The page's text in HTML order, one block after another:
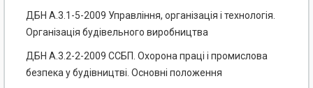
ДБН А.3.1-5-2009 Управління, організація і технологія.
Організація будівельного виробництва
ДБН А.3.2-2-2009 ССБП. Охорона праці і промислова
безпека у будівництві. Основні положення